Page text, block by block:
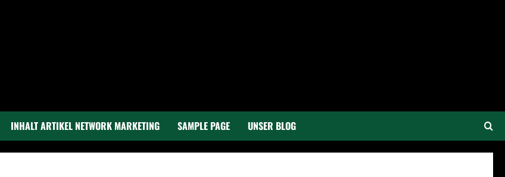
INHALT ARTIKEL NETWORK MARKETING SAMPLE PAGE UNSER BLOG